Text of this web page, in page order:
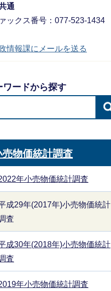
通
ックス番号：077-523-1434
情報課にメールを送る
ワードから探す
売物価統計調査
年小売物価統計調査
成29年(2017年)小売物価統計
査
成30年(2018年)小売物価統計
査
年小売物価統計調査